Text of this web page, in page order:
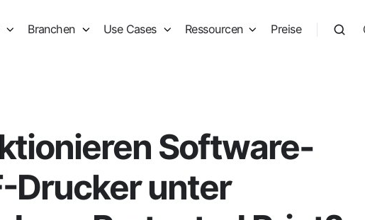
Branchen Use Cases Ressourcen Preise
Software-
Drucker unter